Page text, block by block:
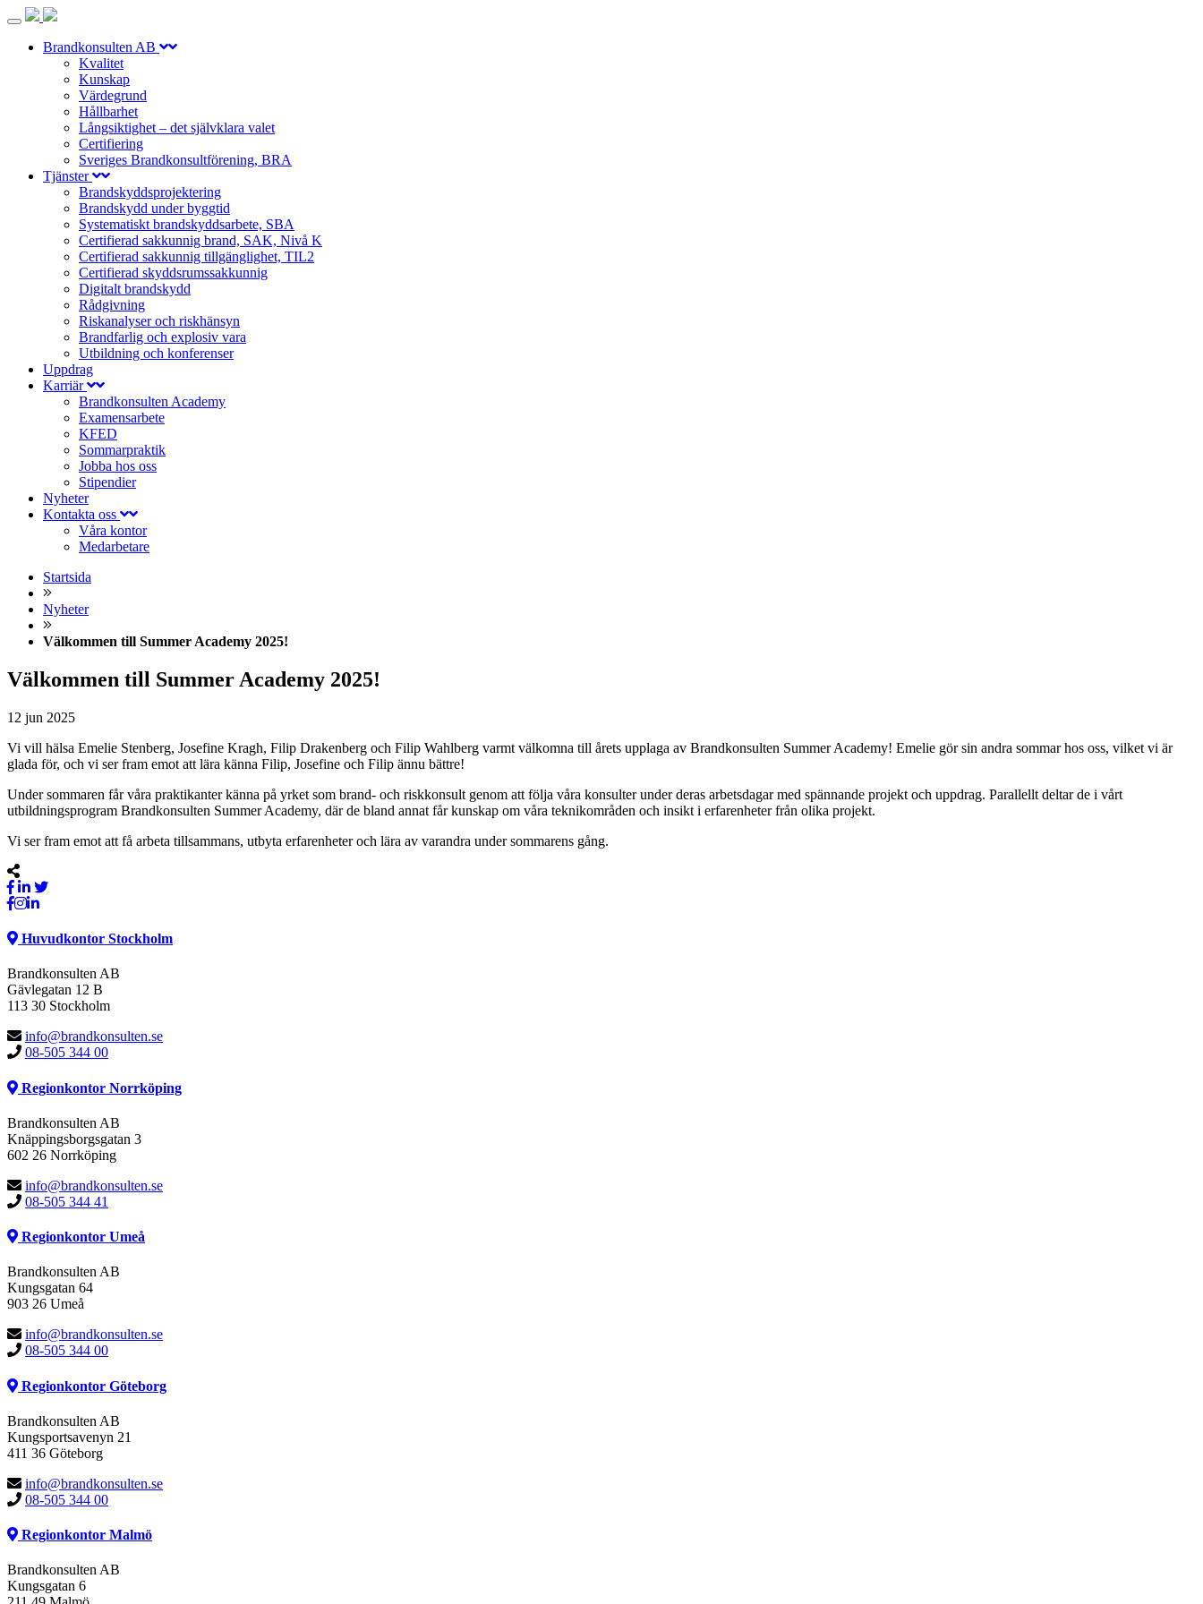
Toggle
navigationBrandkonsulten AB
Kvalitet
Kunskap
Värdegrund
Hållbarhet
Långsiktighet – det självklara valet
Certifiering
Sveriges Brandkonsultförening, BRA
Tjänster
Brandskyddsprojektering
Brandskydd under byggtid
Systematiskt brandskyddsarbete, SBA
Certifierad sakkunnig brand, SAK, Nivå K
Certifierad sakkunnig tillgänglighet, TIL2
Certifierad skyddsrumssakkunnig
Digitalt brandskydd
Rådgivning
Riskanalyser och riskhänsyn
Brandfarlig och explosiv vara
Utbildning och konferenser
Uppdrag
Karriär
Brandkonsulten Academy
Examensarbete
KFED
Sommarpraktik
Jobba hos oss
Stipendier
Nyheter
Kontakta oss
Våra kontor
Medarbetare
Startsida
Nyheter
Välkommen till Summer Academy 2025!
Välkommen till Summer Academy 2025!
12 jun 2025
Vi vill hälsa Emelie Stenberg, Josefine Kragh, Filip Drakenberg och Filip Wahlberg varmt välkomna till årets upplaga av Brandkonsulten Summer Academy! Emelie gör sin andra sommar hos oss, vilket vi är
glada för, och vi ser fram emot att lära känna Filip, Josefine och Filip ännu bättre!
Under sommaren får våra praktikanter känna på yrket som brand- och riskkonsult genom att följa våra konsulter under deras arbetsdagar med spännande projekt och uppdrag. Parallellt deltar de i vårt
utbildningsprogram Brandkonsulten Summer Academy, där de bland annat får kunskap om våra teknikområden och insikt i erfarenheter från olika projekt.
Vi ser fram emot att få arbeta tillsammans, utbyta erfarenheter och lära av varandra under sommarens gång.
Huvudkontor Stockholm
Brandkonsulten AB
Gävlegatan 12 B
113 30 Stockholm
info@brandkonsulten.se
08-505 344 00
Regionkontor Norrköping
Brandkonsulten AB
Knäppingsborgsgatan 3
602 26 Norrköping
info@brandkonsulten.se
08-505 344 41
Regionkontor Umeå
Brandkonsulten AB
Kungsgatan 64
903 26 Umeå
info@brandkonsulten.se
08-505 344 00
Regionkontor Göteborg
Brandkonsulten AB
Kungsportsavenyn 21
411 36 Göteborg
info@brandkonsulten.se
08-505 344 00
Regionkontor Malmö
Brandkonsulten AB
Kungsgatan 6